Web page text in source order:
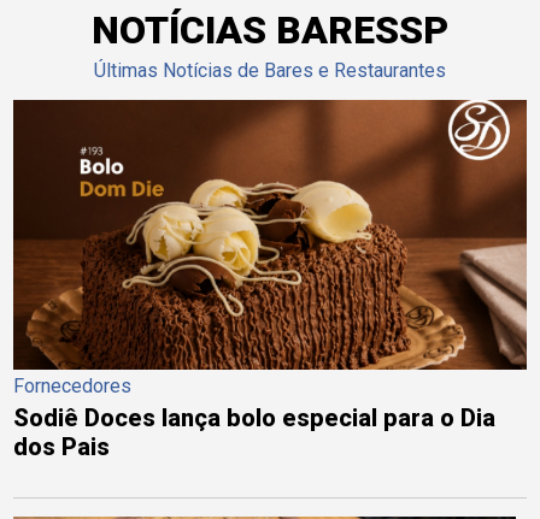
NOTÍCIAS BARESSP
Últimas Notícias de Bares e Restaurantes
Fornecedores
Sodiê Doces lança bolo especial para o Dia
dos Pais